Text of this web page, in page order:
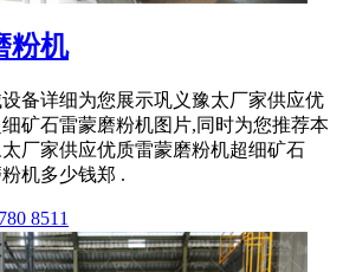
粉机
备详细为您展示巩义豫太厂家供应优
矿石雷蒙磨粉机图片,同时为您推荐本
厂家供应优质雷蒙磨粉机超细矿石
机多少钱郑 .
8511